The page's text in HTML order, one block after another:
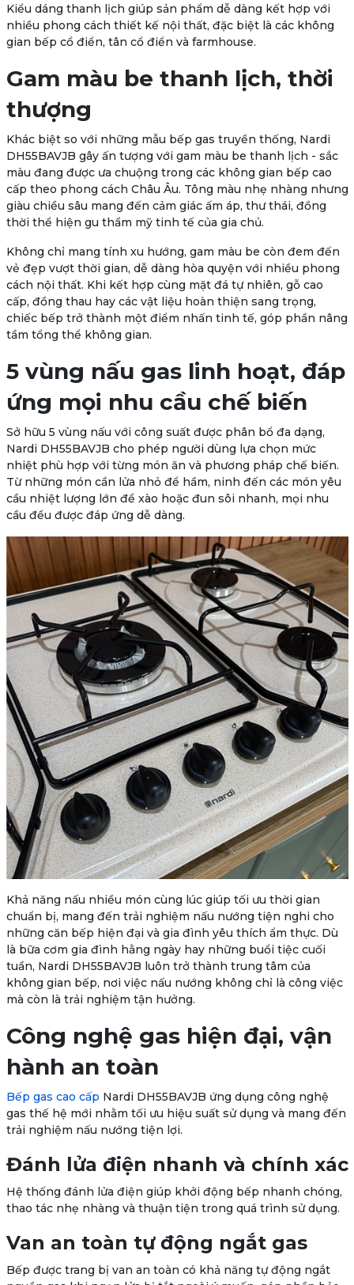
Kiểu dáng thanh lịch giúp sản phẩm dễ dàng kết hợp với
nhiều phong cách thiết kế nội thất, đặc biệt là các không
gian bếp cổ điển, tân cổ điển và farmhouse.
Gam màu be thanh lịch, thời
thượng
Khác biệt so với những mẫu bếp gas truyền thống, Nardi
DH55BAVJB gây ấn tượng với gam màu be thanh lịch - sắc
màu đang được ưa chuộng trong các không gian bếp cao
cấp theo phong cách Châu Âu. Tông màu nhẹ nhàng nhưng
giàu chiều sâu mang đến cảm giác ấm áp, thư thái, đồng
thời thể hiện gu thẩm mỹ tinh tế của gia chủ.
Không chỉ mang tính xu hướng, gam màu be còn đem đến
vẻ đẹp vượt thời gian, dễ dàng hòa quyện với nhiều phong
cách nội thất. Khi kết hợp cùng mặt đá tự nhiên, gỗ cao
cấp, đồng thau hay các vật liệu hoàn thiện sang trọng,
chiếc bếp trở thành một điểm nhấn tinh tế, góp phần nâng
tầm tổng thể không gian.
5 vùng nấu gas linh hoạt, đáp
ứng mọi nhu cầu chế biến
Sở hữu 5 vùng nấu với công suất được phân bổ đa dạng,
Nardi DH55BAVJB cho phép người dùng lựa chọn mức
nhiệt phù hợp với từng món ăn và phương pháp chế biến.
Từ những món cần lửa nhỏ để hầm, ninh đến các món yêu
cầu nhiệt lượng lớn để xào hoặc đun sôi nhanh, mọi nhu
cầu đều được đáp ứng dễ dàng.
Khả năng nấu nhiều món cùng lúc giúp tối ưu thời gian
chuẩn bị, mang đến trải nghiệm nấu nướng tiện nghi cho
những căn bếp hiện đại và gia đình yêu thích ẩm thực. Dù
là bữa cơm gia đình hằng ngày hay những buổi tiệc cuối
tuần, Nardi DH55BAVJB luôn trở thành trung tâm của
không gian bếp, nơi việc nấu nướng không chỉ là công việc
mà còn là trải nghiệm tận hưởng.
Công nghệ gas hiện đại, vận
hành an toàn
Bếp gas cao cấp Nardi DH55BAVJB ứng dụng công nghệ
gas thế hệ mới nhằm tối ưu hiệu suất sử dụng và mang đến
trải nghiệm nấu nướng tiện lợi.
Đánh lửa điện nhanh và chính xác
Hệ thống đánh lửa điện giúp khởi động bếp nhanh chóng,
thao tác nhẹ nhàng và thuận tiện trong quá trình sử dụng.
Van an toàn tự động ngắt gas
Bếp được trang bị van an toàn có khả năng tự động ngắt